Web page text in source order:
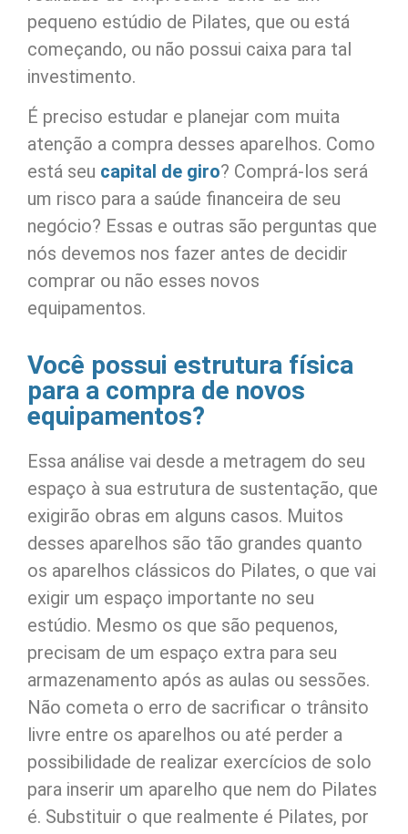
pequeno estúdio de Pilates, que ou está
começando, ou não possui caixa para tal
investimento.
É preciso estudar e planejar com muita
atenção a compra desses aparelhos. Como
está seu capital de giro? Comprá-los será
um risco para a saúde financeira de seu
negócio? Essas e outras são perguntas que
nós devemos nos fazer antes de decidir
comprar ou não esses novos
equipamentos.
Você possui estrutura física
para a compra de novos
equipamentos?
Essa análise vai desde a metragem do seu
espaço à sua estrutura de sustentação, que
exigirão obras em alguns casos. Muitos
desses aparelhos são tão grandes quanto
os aparelhos clássicos do Pilates, o que vai
exigir um espaço importante no seu
estúdio. Mesmo os que são pequenos,
precisam de um espaço extra para seu
armazenamento após as aulas ou sessões.
Não cometa o erro de sacrificar o trânsito
livre entre os aparelhos ou até perder a
possibilidade de realizar exercícios de solo
para inserir um aparelho que nem do Pilates
é. Substituir o que realmente é Pilates, por